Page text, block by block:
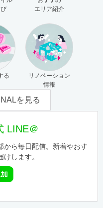
エリア紹介
る
リノベーション
情報
を見る
LINE＠
から毎日配信。新着やおす
します。